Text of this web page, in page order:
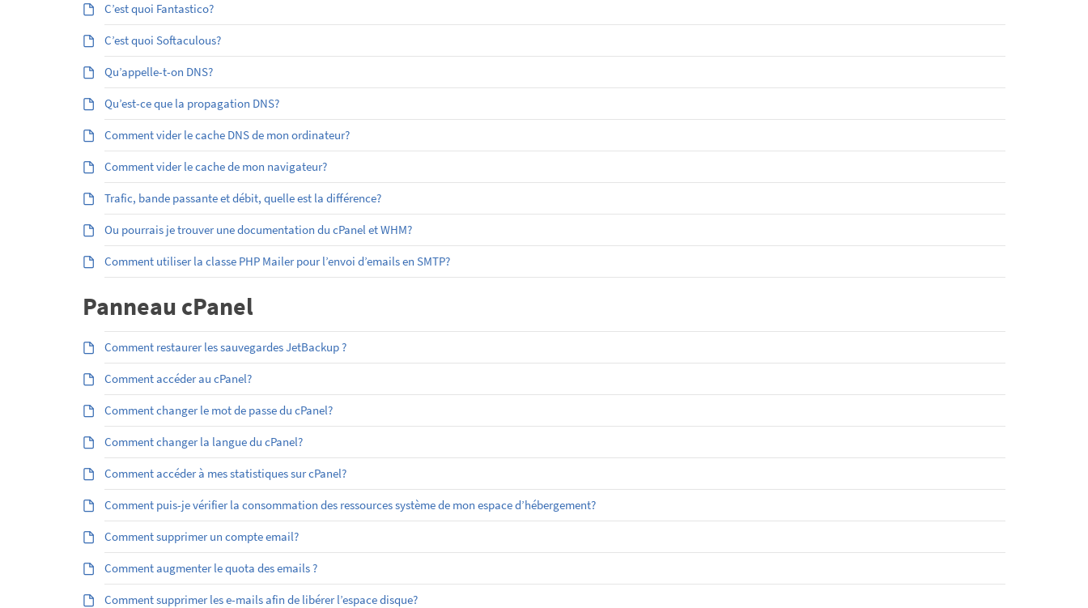
C’est quoi Fantastico?
C’est quoi Softaculous?
Qu’appelle-t-on DNS?
Qu’est-ce que la propagation DNS?
Comment vider le cache DNS de mon ordinateur?
Comment vider le cache de mon navigateur?
Trafic, bande passante et débit, quelle est la différence?
Ou pourrais je trouver une documentation du cPanel et WHM?
Comment utiliser la classe PHP Mailer pour l’envoi d’emails en SMTP?
Panneau cPanel
Comment restaurer les sauvegardes JetBackup ?
Comment accéder au cPanel?
Comment changer le mot de passe du cPanel?
Comment changer la langue du cPanel?
Comment accéder à mes statistiques sur cPanel?
Comment puis-je vérifier la consommation des ressources système de mon espace d’hébergement?
Comment supprimer un compte email?
Comment augmenter le quota des emails ?
Comment supprimer les e-mails afin de libérer l’espace disque?